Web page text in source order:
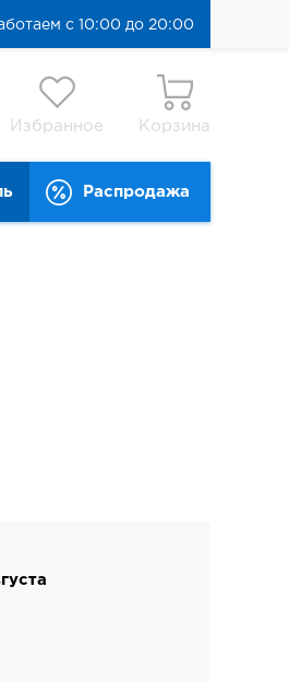
с 10:00 до 20:00
Избранное Корзина
Распродажа